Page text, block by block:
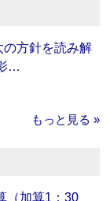
の方針を読み解
…
もっと見る »
（加算1：30